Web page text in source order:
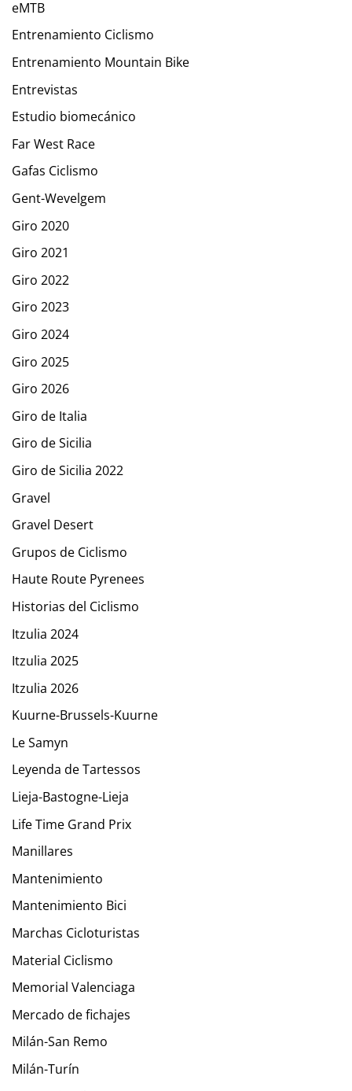
eMTB
Entrenamiento Ciclismo
Entrenamiento Mountain Bike
Entrevistas
Estudio biomecánico
Far West Race
Gafas Ciclismo
Gent-Wevelgem
Giro 2020
Giro 2021
Giro 2022
Giro 2023
Giro 2024
Giro 2025
Giro 2026
Giro de Italia
Giro de Sicilia
Giro de Sicilia 2022
Gravel
Gravel Desert
Grupos de Ciclismo
Haute Route Pyrenees
Historias del Ciclismo
Itzulia 2024
Itzulia 2025
Itzulia 2026
Kuurne-Brussels-Kuurne
Le Samyn
Leyenda de Tartessos
Lieja-Bastogne-Lieja
Life Time Grand Prix
Manillares
Mantenimiento
Mantenimiento Bici
Marchas Cicloturistas
Material Ciclismo
Memorial Valenciaga
Mercado de fichajes
Milán-San Remo
Milán-Turín